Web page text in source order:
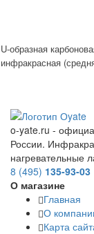
U-образная
инфракрасная
o-yate.ru -
России.
нагревательные
8 (495) 135-93-03
О магазине
Главная
О
Карта